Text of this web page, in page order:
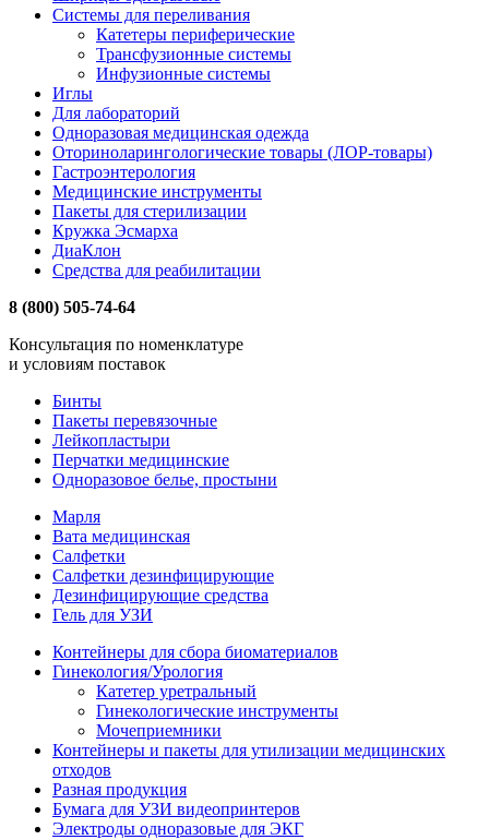
Системы для переливания
Катетеры периферические
Трансфузионные системы
Инфузионные системы
Иглы
Для лабораторий
Одноразовая медицинская одежда
Оториноларингологические товары (ЛОР-товары)
Гастроэнтерология
Медицинские инструменты
Пакеты для стерилизации
Кружка Эсмарха
ДиаКлон
Средства для реабилитации
8 (800) 505-74-64
Консультация по номенклатуре
и условиям поставок
Бинты
Пакеты перевязочные
Лейкопластыри
Перчатки медицинские
Одноразовое белье, простыни
Марля
Вата медицинская
Салфетки
Салфетки дезинфицирующие
Дезинфицирующие средства
Гель для УЗИ
Контейнеры для сбора биоматериалов
Гинекология/Урология
Катетер уретральный
Гинекологические инструменты
Мочеприемники
Контейнеры и пакеты для утилизации медицинских
отходов
Разная продукция
Бумага для УЗИ видеопринтеров
Электроды одноразовые для ЭКГ